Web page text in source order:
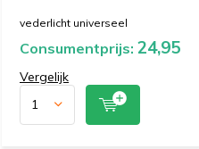
vederlicht universeel
Consumentprijs: 24,95
Vergelijk